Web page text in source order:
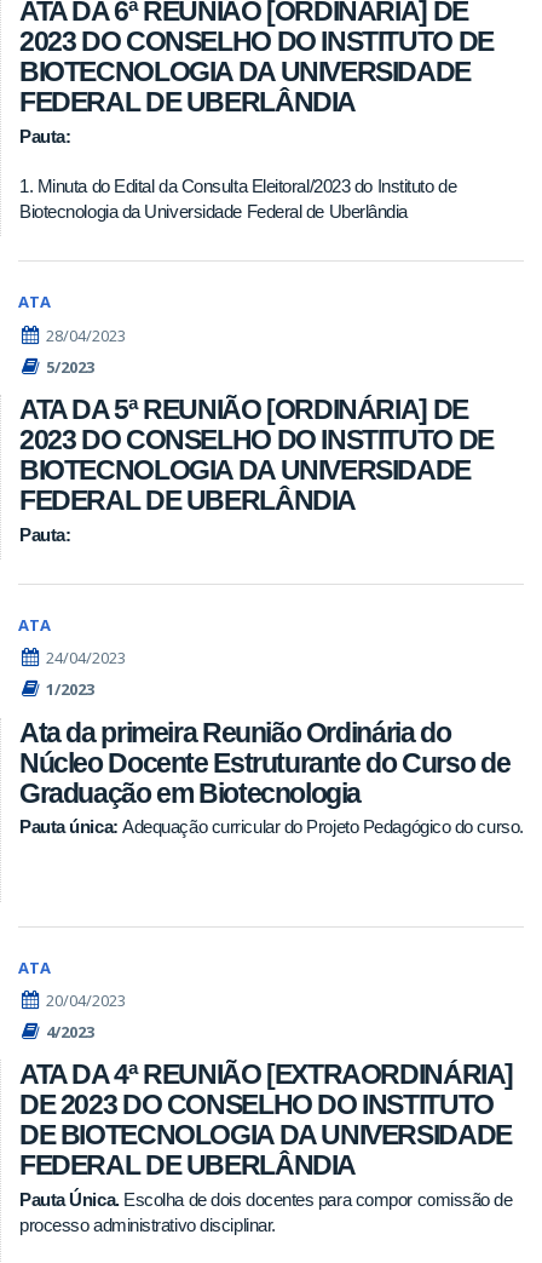
ATA DA 6ª REUNIÃO [ORDINÁRIA] DE
2023 DO CONSELHO DO INSTITUTO DE
BIOTECNOLOGIA DA UNIVERSIDADE
FEDERAL DE UBERLÂNDIA
Pauta:
1. Minuta do Edital da Consulta Eleitoral/2023 do Instituto de
Biotecnologia da Universidade Federal de Uberlândia
ATA
28/04/2023
5/2023
ATA DA 5ª REUNIÃO [ORDINÁRIA] DE
2023 DO CONSELHO DO INSTITUTO DE
BIOTECNOLOGIA DA UNIVERSIDADE
FEDERAL DE UBERLÂNDIA
Pauta:
ATA
24/04/2023
1/2023
Ata da primeira Reunião Ordinária do
Núcleo Docente Estruturante do Curso de
Graduação em Biotecnologia
Pauta única:Adequação curricular do Projeto Pedagógico do curso.
ATA
20/04/2023
4/2023
ATA DA 4ª REUNIÃO [EXTRAORDINÁRIA]
DE 2023 DO CONSELHO DO INSTITUTO
DE BIOTECNOLOGIA DA UNIVERSIDADE
FEDERAL DE UBERLÂNDIA
Pauta Única. Escolha de dois docentes para compor comissão de
processo administrativo disciplinar.